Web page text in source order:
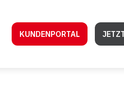
KUNDENPORTAL